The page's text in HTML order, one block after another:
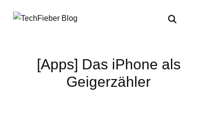
[Apps] Das iPhone als
Geigerzähler